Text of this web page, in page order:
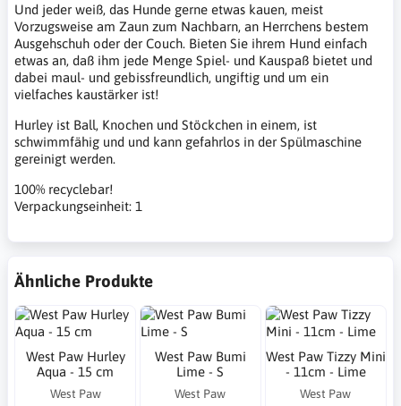
Und jeder weiß, das Hunde gerne etwas kauen, meist
Vorzugsweise am Zaun zum Nachbarn, an Herrchens bestem
Ausgehschuh oder der Couch. Bieten Sie ihrem Hund einfach
etwas an, daß ihm jede Menge Spiel- und Kauspaß bietet und
dabei maul- und gebissfreundlich, ungiftig und um ein
vielfaches kaustärker ist!
Hurley ist Ball, Knochen und Stöckchen in einem, ist
schwimmfähig und und kann gefahrlos in der Spülmaschine
gereinigt werden.
100% recyclebar!
Verpackungseinheit: 1
Ähnliche Produkte
West Paw Hurley
Aqua - 15 cm
West Paw
West Paw Bumi
Lime - S
West Paw
West Paw Tizzy Mini
- 11cm - Lime
West Paw